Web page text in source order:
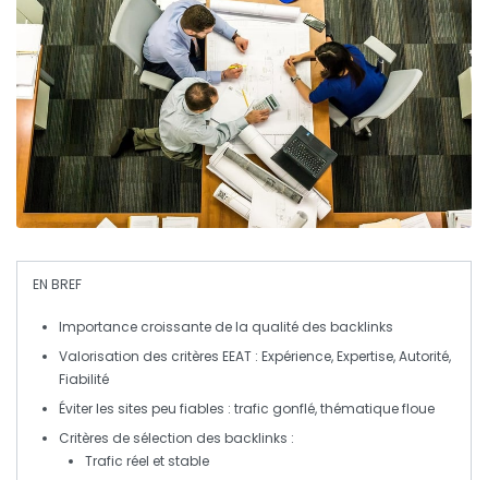
EN BREF
Importance croissante de la qualité des backlinks
Valorisation des critères EEAT : Expérience,Expertise,Autorité,
Fiabilité
Éviter les sites peu fiables : trafic gonflé, thématiquefloue
Critères de sélection des backlinks :
Trafic réel et stable